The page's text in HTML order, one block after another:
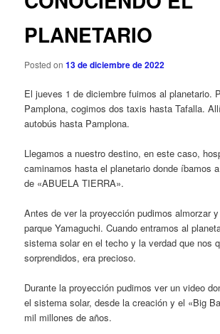
g
d
e
t
r
a
s
PLANETARIO
Posted on13 de diciembre de 2022
El jueves 1 de diciembre fuimos al planetario.
Pamplona, cogimos dos taxis hasta Tafalla.
autobús hasta Pamplona.
Llegamos a nuestro destino, en este caso,
caminamos hasta el planetario donde íbamos
de «ABUELA TIERRA».
Antes de ver la proyección pudimos almorzar
parque Yamaguchi. Cuando entramos al
sistema solar en el techo y la verdad que nos
sorprendidos, era precioso.
Durante la proyección pudimos ver un video
el sistema solar, desde la creación y el «Big
mil millones de años.